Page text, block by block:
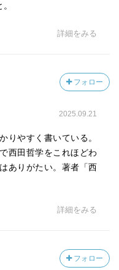
詳細をみる
フォロー
2025.09.21
りやすく書いている。
西田哲学をこれほどわ
ありがたい。著者「西
詳細をみる
フォロー